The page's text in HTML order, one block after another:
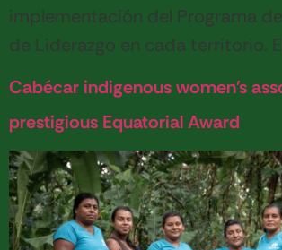
implementación del Programa
de Liderazgo en cada territorio.
Cabécar indigenous women's
prestigious Equatorial Award